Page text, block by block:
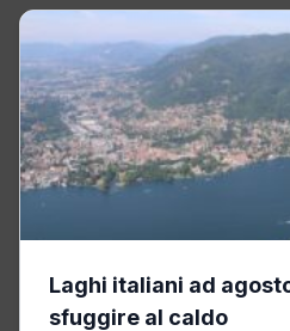
Laghi italiani ad
sfuggire al caldo